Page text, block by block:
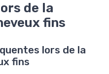
de la
fins
lors de la
fins